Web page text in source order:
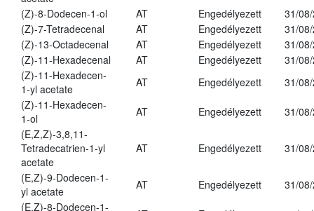
(Z)-8-Dodecen-1-ol
AT Engedélyezett
31/
(Z)-7-Tetradecenal
AT Engedélyezett
31/
(Z)-13-Octadecenal
AT Engedélyezett
31/
(Z)-11-Hexadecenal
AT Engedélyezett
31/
(Z)-11-Hexadecen-
1-yl acetate
AT Engedélyezett
31/
(Z)-11-Hexadecen-
1-ol
AT Engedélyezett
31/
(E,Z,Z)-3,8,11-
Tetradecatrien-1-yl
acetate
AT Engedélyezett 31/
(E,Z)-9-Dodecen-1-
yl acetate
AT Engedélyezett
31/
(E,Z)-8-Dodecen-1-